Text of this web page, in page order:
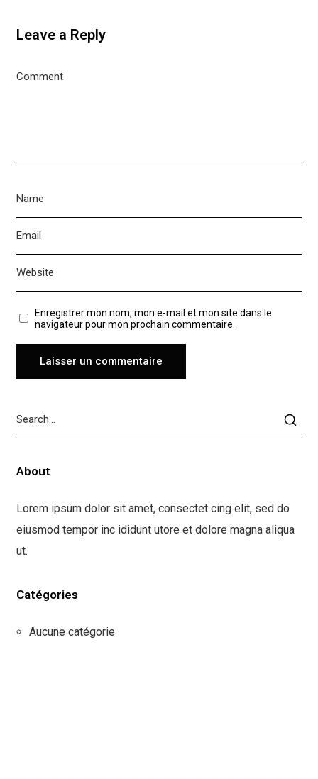
Leave a Reply
Enregistrer mon nom, mon e-mail et mon site dans le
navigateur pour mon prochain commentaire.
About
Lorem ipsum dolor sit amet, consectet cing elit, sed do
eiusmod tempor inc ididunt utore et dolore magna aliqua
ut.
Catégories
Aucune catégorie